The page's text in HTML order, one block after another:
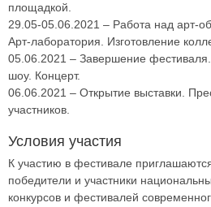
площадкой.
29.05-05.06.2021 – Работа над арт-
Арт-лаборатория. Изготовление
05.06.2021 – Завершение
шоу. Концерт.
06.06.2021 – Открытие выставки.
участников.
Условия участия
К участию в фестивале
победители и участники
конкурсов и фестивалей